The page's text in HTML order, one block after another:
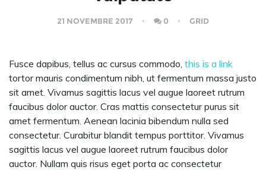
21 NOVEMBRE 2017 0 GRID
Fusce dapibus, tellus ac cursus commodo, this is a link
tortor mauris condimentum nibh, ut fermentum massa justo
sit amet. Vivamus sagittis lacus vel augue laoreet rutrum
faucibus dolor auctor. Cras mattis consectetur purus sit
amet fermentum. Aenean lacinia bibendum nulla sed
consectetur. Curabitur blandit tempus porttitor. Vivamus
sagittis lacus vel augue laoreet rutrum faucibus dolor
auctor. Nullam quis risus eget porta ac consectetur